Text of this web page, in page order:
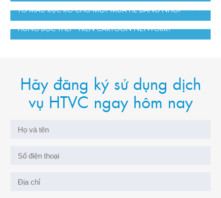
TÔ MÀU RỰC RỠ CHO MỘT MÙA HÈ ĐÁNG NHỚ!
TRẢI NGHIỆM CUỐI TUẦN BẤT TẬN CÙNG DÀN “ANH
HÙNG BỌC THÉP” TRÊN CARTOON NETWORK!
Hãy đăng ký sử dụng dịch
vụ HTVC ngay hôm nay
Văn phòng giao dịch HTVC